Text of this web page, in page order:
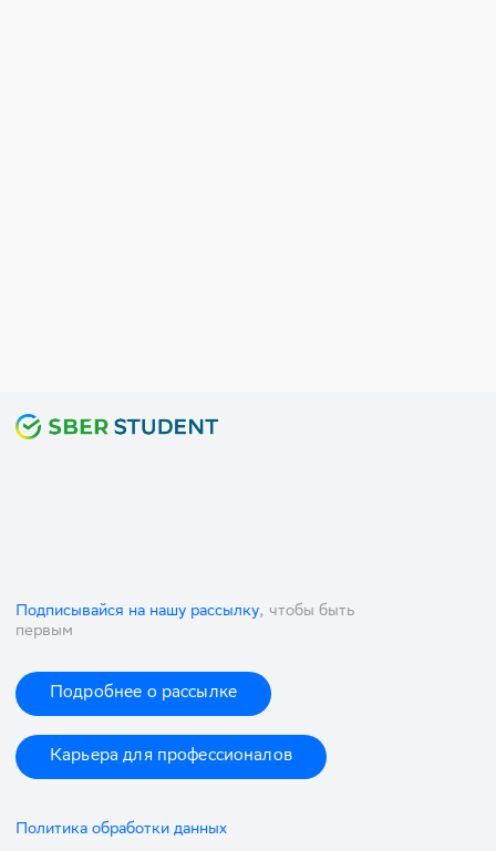
Подписывайся на нашу рассылку, чтобы быть
первым
Подробнее о рассылке
Карьера для профессионалов
Политика обработки данных